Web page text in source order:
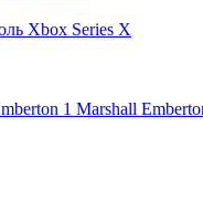
Xbox Series X
1 Marshall